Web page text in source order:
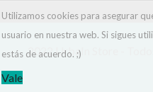
2022 UrbaIn Store -
Utilizamos cookies para asegurar
usuario en nuestra web. Si sigues
estás de acuerdo. ;)
Vale